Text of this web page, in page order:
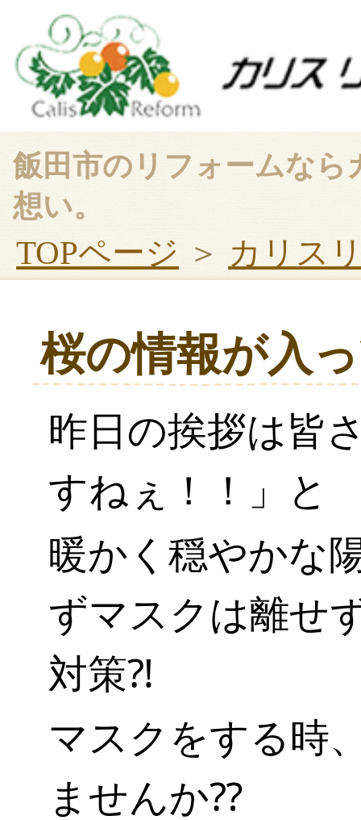
飯田市のリフォームな
想い。
TOPページ ＞ カリス
桜の情報が入
昨日の挨拶は皆
すねぇ！！」と
暖かく穏やかな
ずマスクは離せ
対策⁈
マスクをする時
ませんか⁇